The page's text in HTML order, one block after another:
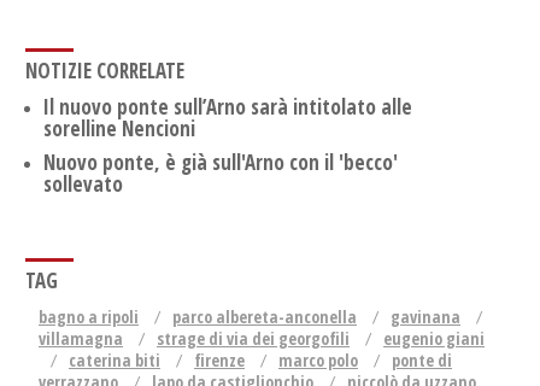
NOTIZIE CORRELATE
Il nuovo ponte sull’Arno sarà intitolato alle
sorelline Nencioni
Nuovo ponte, è già sull'Arno con il 'becco'
sollevato
TAG
bagno a ripoli parco albereta-anconella
gavinana
villamagna
strage di via dei georgofili
eugenio giani
caterina biti
firenze marco polo
ponte di
verrazzano
lapo da castiglionchio
niccolò da uzzano